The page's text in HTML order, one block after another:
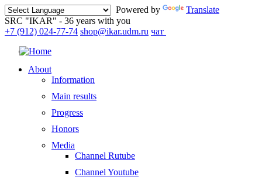
Powered by
Translate
SRC "IKAR" - 36 years with you
+7 (912) 024-77-74 shop@ikar.udm.ru чат
About
Information
Main results
Progress
Honors
Media
Channel Rutube
Channel Youtube